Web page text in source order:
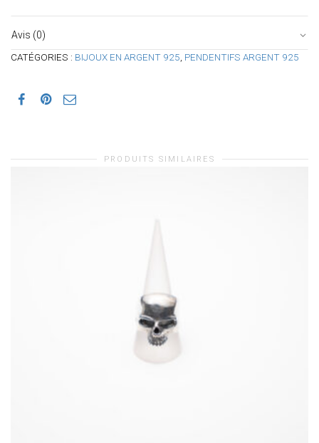
Avis (0)
CATÉGORIES : BIJOUX EN ARGENT 925 PENDENTIFS ARGENT 925
PRODUITS SIMILAIRES